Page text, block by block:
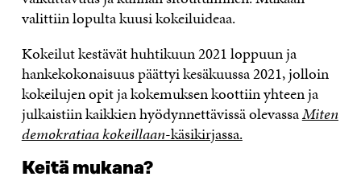
valittiin lopulta kuusi kokeiluideaa.
Kokeilut kestävät huhtikuun 2021 loppuun ja
hankekokonaisuus päättyi kesäkuussa 2021, jolloin
kokeilujen opit ja kokemuksen koottiin yhteen ja
julkaistiin kaikkien hyödynnettävissä olevassaMiten
demokratiaa kokeillaan-käsikirjassa.
Keitä mukana?